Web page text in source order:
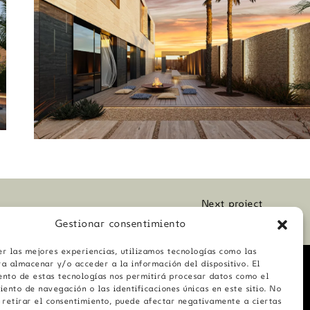
Gestionar consentimiento
las mejores experiencias, utilizamos tecnologías como las
almacenar y/o acceder a la información del dispositivo. El
de estas tecnologías nos permitirá procesar datos como el
de navegación o las identificaciones únicas en este sitio. No
retirar el consentimiento, puede afectar negativamente a ciertas
Next project
Hotel Riomar
(UE)